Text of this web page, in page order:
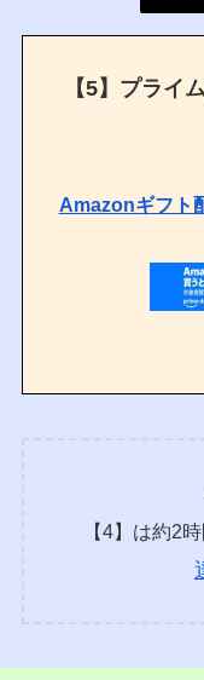
【5】プライ
Amazonギフト
【4】は約2